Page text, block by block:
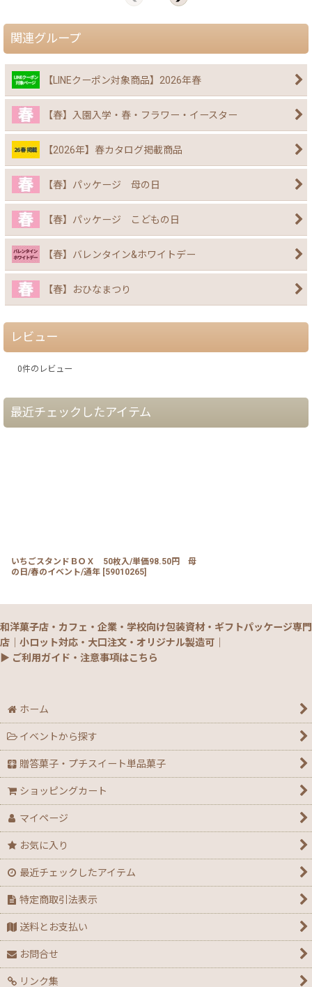
関連グループ
【LINEクーポン対象商品】2026年春
【春】入園入学・春・フラワー・イースター
【2026年】春カタログ掲載商品
【春】パッケージ 母の日
【春】パッケージ こどもの日
【春】バレンタイン&ホワイトデー
【春】おひなまつり
レビュー
0件のレビュー
最近チェックしたアイテム
いちごスタンドＢＯＸ 50枚入/単価98.50円 母
の日/春のイベント/通年 [59010265]
和洋菓子店・カフェ・企業・学校向け包装資材・ギフトパッケージ専門
店｜小ロット対応・大口注文・オリジナル製造可｜
▶ ご利用ガイド・注意事項はこちら
ホーム
イベントから探す
贈答菓子・プチスイート単品菓子
ショッピングカート
マイページ
お気に入り
最近チェックしたアイテム
特定商取引法表示
送料とお支払い
お問合せ
リンク集